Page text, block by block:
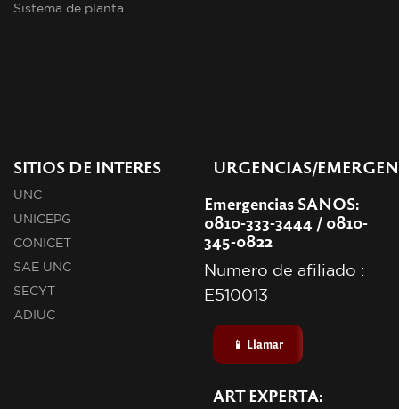
Sistema de planta
SITIOS DE INTERES
UNC
UNICEPG
CONICET
SAE UNC
SECYT
ADIUC
URGENCIAS/
Emergencias SANOS:
0810-333-3444 / 0810-
345-0822
Numero de afiliado :
E510013
📱 Llamar
ART EXPERTA: